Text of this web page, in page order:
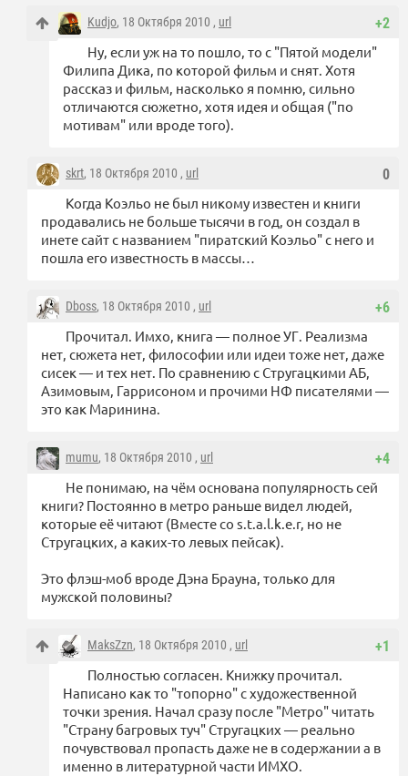
+2
Kudjo, 18 Октября 2010 , url
Ну, если уж на то пошло, то с "Пятой модели"
Филипа Дика, по которой фильм и снят. Хотя
рассказ и фильм, насколько я помню, сильно
отличаются сюжетно, хотя идея и общая ("по
мотивам" или вроде того).
0
skrt, 18 Октября 2010 , url
Когда Коэльо не был никому известен и книги
продавались не больше тысячи в год, он создал в
инете сайт с названием "пиратский Коэльо" с него и
пошла его известность в массы…
+6
Dboss, 18 Октября 2010 , url
Прочитал. Имхо, книга — полное УГ. Реализма
нет, сюжета нет, философии или идеи тоже нет, даже
сисек — и тех нет. По сравнению с Стругацкими АБ,
Азимовым, Гаррисоном и прочими НФ писателями —
это как Маринина.
+4
mumu, 18 Октября 2010 , url
Не понимаю, на чём основана популярность сей
книги? Постоянно в метро раньше видел людей,
которые её читают (Вместе со s.t.a.l.k.e.r, но не
Стругацких, а каких-то левых пейсак).
Это флэш-моб вроде Дэна Брауна, только для
мужской половины?
+1
MaksZzn, 18 Октября 2010 , url
Полностью согласен. Книжку прочитал.
Написано как то "топорно" с художественной
точки зрения. Начал сразу после "Метро" читать
"Страну багровых туч" Стругацких — реально
почувствовал пропасть даже не в содержании а в
именно в литературной части ИМХО.